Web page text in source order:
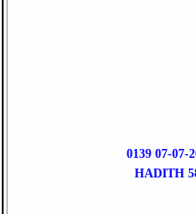
0139 07-
HADITH